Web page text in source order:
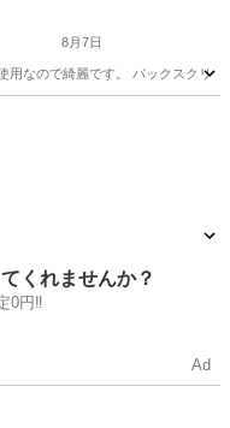
8月7日
用なので綺麗です。 バックスクリ
くれませんか？
0円‼️
Ad